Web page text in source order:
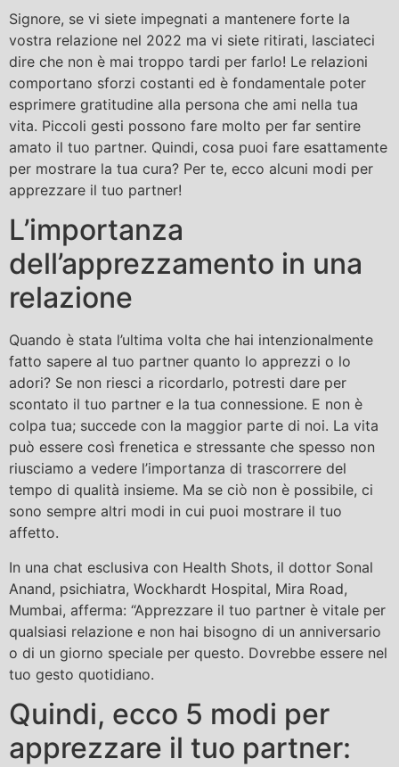
Signore, se vi siete impegnati a mantenere forte la
vostra relazione nel 2022 ma vi siete ritirati, lasciateci
dire che non è mai troppo tardi per farlo! Le relazioni
comportano sforzi costanti ed è fondamentale poter
esprimere gratitudine alla persona che ami nella tua
vita. Piccoli gesti possono fare molto per far sentire
amato il tuo partner. Quindi, cosa puoi fare esattamente
per mostrare la tua cura? Per te, ecco alcuni modi per
apprezzare il tuo partner!
L’importanza
dell’apprezzamento in una
relazione
Quando è stata l’ultima volta che hai intenzionalmente
fatto sapere al tuo partner quanto lo apprezzi o lo
adori? Se non riesci a ricordarlo, potresti dare per
scontato il tuo partner e la tua connessione. E non è
colpa tua; succede con la maggior parte di noi. La vita
può essere così frenetica e stressante che spesso non
riusciamo a vedere l’importanza di trascorrere del
tempo di qualità insieme. Ma se ciò non è possibile, ci
sono sempre altri modi in cui puoi mostrare il tuo
affetto.
In una chat esclusiva con Health Shots, il dottor Sonal
Anand, psichiatra, Wockhardt Hospital, Mira Road,
Mumbai, afferma: “Apprezzare il tuo partner è vitale per
qualsiasi relazione e non hai bisogno di un anniversario
o di un giorno speciale per questo. Dovrebbe essere nel
tuo gesto quotidiano.
Quindi, ecco 5 modi per
apprezzare il tuo partner: